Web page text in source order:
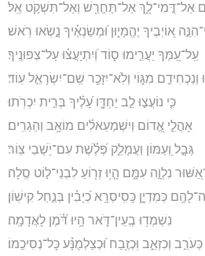
אַל־דֳּמִי־לָ֑ךְ אַל־תֶּחֱרַ֖שׁ וְאַל־תִּשְׁקֹ֣ט אֵֽל׃
א֭וֹיְבֶיךָ יֶהֱמָי֑וּן וּ֝מְשַׂנְאֶ֗יךָ נָ֣שְׂאוּ רֹֽאשׁ׃
עַֽל־עַ֭מְּךָ יַעֲרִ֣ימוּ ס֑וֹד וְ֝יִתְיָעֲצ֗וּ עַל־צְפוּנֶֽיךָ׃
וְנַכְחִידֵ֣ם מִגּ֑וֹי וְלֹֽא־יִזָּכֵ֖ר שֵֽׁם־יִשְׂרָאֵ֣ל עֽוֹד׃
כִּ֤י נוֹעֲצ֣וּ לֵ֣ב יַחְדָּ֑ו עָ֝לֶ֗יךָ בְּרִ֣ית יִכְרֹֽתוּ׃
אָהֳלֵ֣י אֱ֭דוֹם וְיִשְׁמְעֵאלִ֗ים מוֹאָ֥ב וְהַגְרִֽים׃
גְּבָ֣ל וְ֭עַמּוֹן וַעֲמָלֵ֑ק פְּ֝לֶ֗שֶׁת עִם־יֹ֥שְׁבֵי צֽוֹר׃
נִלְוָ֣ה עִמָּ֑ם הָ֤י֥וּ זְר֖וֹעַ לִבְנֵי־ל֣וֹט סֶֽלָה׃
כְּמִדְיָ֑ן כְּֽסִֽיסְרָ֥א כְ֝יָבִ֗ין בְּנַ֣חַל קִישֽׁוֹן׃
נִשְׁמְד֥וּ בְֽעֵין־דֹּ֑אר הָ֥יוּ דֹּ֝֗מֶן לָאֲדָמָֽה׃
וְכִזְאֵ֑ב וּֽכְזֶ֥בַח וּ֝כְצַלְמֻנָּ֗ע כָּל־נְסִיכֵֽמוֹ׃